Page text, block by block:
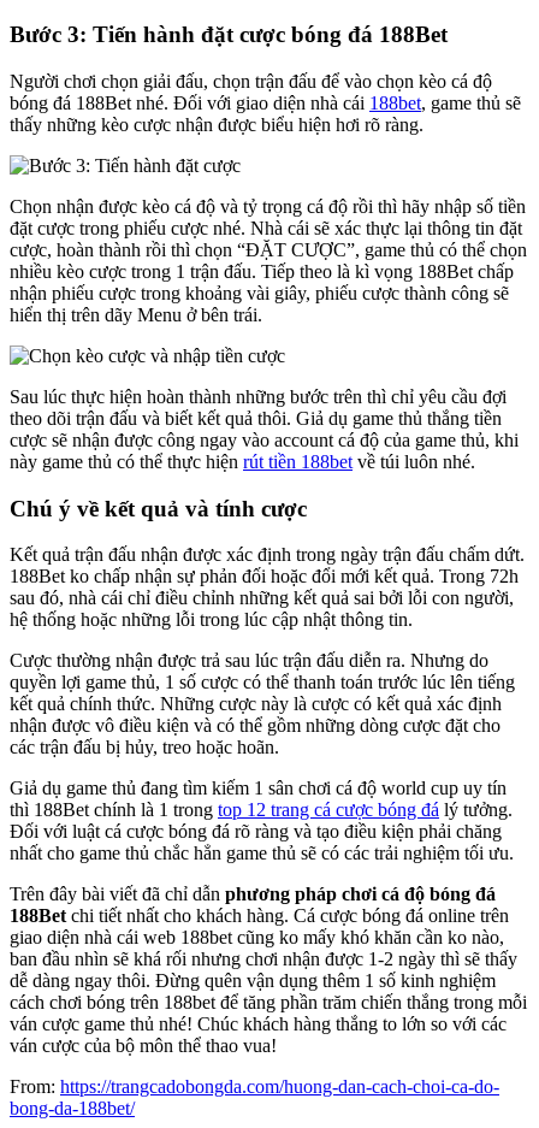
Bước 3: Tiến hành đặt cược bóng đá 188Bet
Người chơi chọn giải đấu, chọn trận đấu để vào chọn kèo cá độ
bóng đá 188Bet nhé. Đối với giao diện nhà cái 188bet, game thủ sẽ
thấy những kèo cược nhận được biểu hiện hơi rõ ràng.
Chọn nhận được kèo cá độ và tỷ trọng cá độ rồi thì hãy nhập số tiền
đặt cược trong phiếu cược nhé. Nhà cái sẽ xác thực lại thông tin đặt
cược, hoàn thành rồi thì chọn “ĐẶT CƯỢC”, game thủ có thể chọn
nhiều kèo cược trong 1 trận đấu. Tiếp theo là kì vọng 188Bet chấp
nhận phiếu cược trong khoảng vài giây, phiếu cược thành công sẽ
hiển thị trên dãy Menu ở bên trái.
Sau lúc thực hiện hoàn thành những bước trên thì chỉ yêu cầu đợi
theo dõi trận đấu và biết kết quả thôi. Giả dụ game thủ thắng tiền
cược sẽ nhận được công ngay vào account cá độ của game thủ, khi
này game thủ có thể thực hiện rút tiền 188bet về túi luôn nhé.
Chú ý về kết quả và tính cược
Kết quả trận đấu nhận được xác định trong ngày trận đấu chấm dứt.
188Bet ko chấp nhận sự phản đối hoặc đổi mới kết quả. Trong 72h
sau đó, nhà cái chỉ điều chỉnh những kết quả sai bởi lỗi con người,
hệ thống hoặc những lỗi trong lúc cập nhật thông tin.
Cược thường nhận được trả sau lúc trận đấu diễn ra. Nhưng do
quyền lợi game thủ, 1 số cược có thể thanh toán trước lúc lên tiếng
kết quả chính thức. Những cược này là cược có kết quả xác định
nhận được vô điều kiện và có thể gồm những dòng cược đặt cho
các trận đấu bị hủy, treo hoặc hoãn.
Giả dụ game thủ đang tìm kiếm 1 sân chơi cá độ world cup uy tín
thì 188Bet chính là 1 trong top 12 trang cá cược bóng đá lý tưởng.
Đối với luật cá cược bóng đá rõ ràng và tạo điều kiện phải chăng
nhất cho game thủ chắc hẳn game thủ sẽ có các trải nghiệm tối ưu.
Trên đây bài viết đã chỉ dẫn phương pháp chơi cá độ bóng đá
188Bet chi tiết nhất cho khách hàng. Cá cược bóng đá online trên
giao diện nhà cái web 188bet cũng ko mấy khó khăn cần ko nào,
ban đầu nhìn sẽ khá rối nhưng chơi nhận được 1-2 ngày thì sẽ thấy
dễ dàng ngay thôi. Đừng quên vận dụng thêm 1 số kinh nghiệm
cách chơi bóng trên 188bet để tăng phần trăm chiến thắng trong mỗi
ván cược game thủ nhé! Chúc khách hàng thắng to lớn so với các
ván cược của bộ môn thể thao vua!
From: https://trangcadobongda.com/huong-dan-cach-choi-ca-do-
bong-da-188bet/